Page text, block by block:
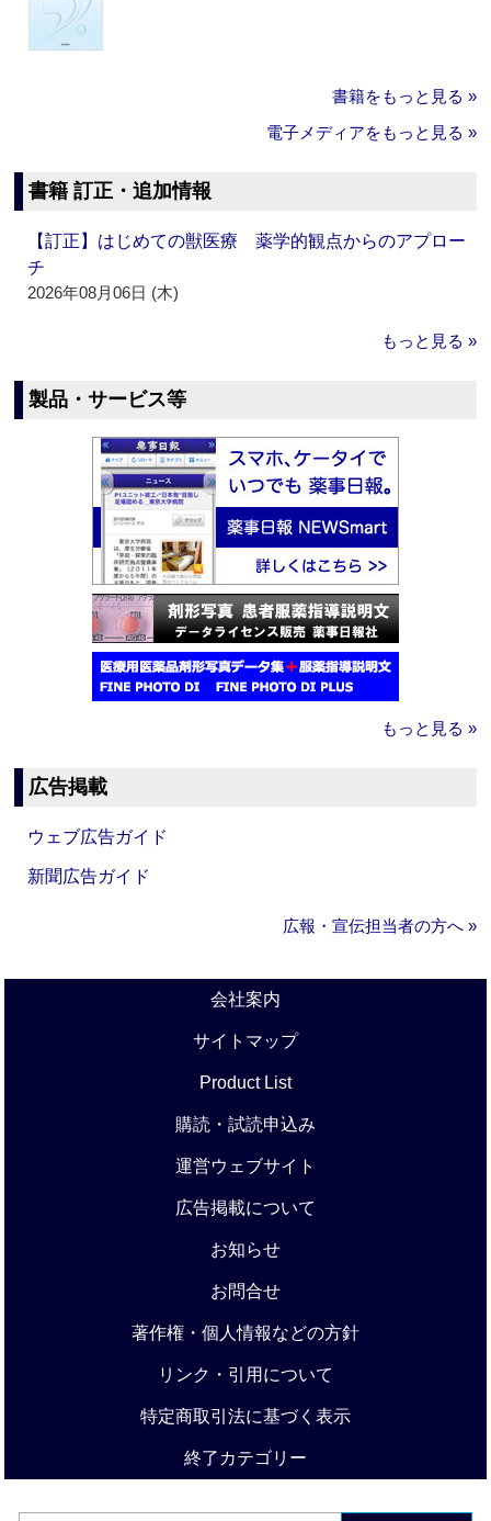
書籍をもっと見る »
電子メディアをもっと見る »
書籍 訂正・追加情報
【訂正】はじめての獣医療 薬学的観点からのアプロー
チ
2026年08月06日 (木)
もっと見る »
製品・サービス等
もっと見る »
広告掲載
ウェブ広告ガイド
新聞広告ガイド
広報・宣伝担当者の方へ »
会社案内
サイトマップ
Product List
購読・試読申込み
運営ウェブサイト
広告掲載について
お知らせ
お問合せ
著作権・個人情報などの方針
リンク・引用について
特定商取引法に基づく表示
終了カテゴリー